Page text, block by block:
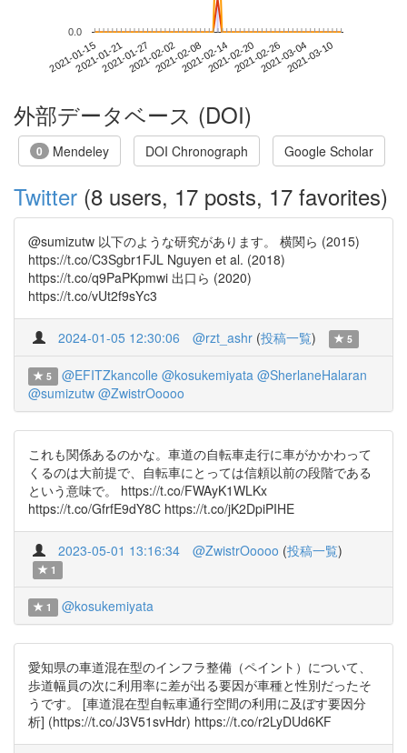
2021-01-152021-01-212021-01-272021-02-022021-02-082021-02-142021-02-202021-02-262021-03-042021-03-10
0.0
外部データベース (DOI)
0 Mendeley DOI Chronograph Google Scholar
Twitter (8 users, 17 posts, 17 favorites)
@sumizutw 以下のような研究があります。 横関ら (2015)
https://t.co/C3Sgbr1FJL Nguyen et al. (2018)
https://t.co/q9PaPKpmwi 出口ら (2020)
https://t.co/vUt2f9sYc3
2024-01-05 12:30:06 @rzt_ashr (投稿一覧) 5
5 @EFITZkancolle @kosukemiyata @SherlaneHalaran
@sumizutw @ZwistrOoooo
これも関係あるのかな。車道の自転車走行に車がかかわって
くるのは大前提で、自転車にとっては信頼以前の段階である
という意味で。 https://t.co/FWAyK1WLKx
https://t.co/GfrfE9dY8C https://t.co/jK2DpiPIHE
2023-05-01 13:16:34 @ZwistrOoooo (投稿一覧)
1
1 @kosukemiyata
愛知県の車道混在型のインフラ整備（ペイント）について、
歩道幅員の次に利用率に差が出る要因が車種と性別だったそ
うです。 [車道混在型自転車通行空間の利用に及ぼす要因分
析] (https://t.co/J3V51svHdr) https://t.co/r2LyDUd6KF